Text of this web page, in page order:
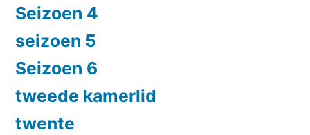
Seizoen 4
seizoen 5
Seizoen 6
tweede kamerlid
twente